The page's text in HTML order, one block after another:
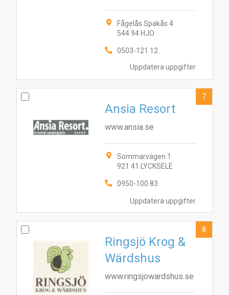
Uppdatera uppgifter
Fågelås Spakås 4
544 94 HJO
0503-121 12
Uppdatera uppgifter
Ansia Resort
www.ansia.se
Sommarvägen 1
921 41 LYCKSELE
0950-100 83
7
Ringsjö Krog &
Wärdshus
www.ringsjowardshus.se
8